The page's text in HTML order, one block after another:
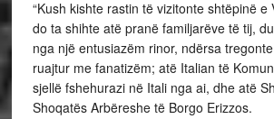
“Kush kishte rastin të vizitonte shtëpinë e
do ta shihte atë pranë familjarëve të tij,
nga një entusiazëm rinor, ndërsa
ruajtur me fanatizëm; atë Italian të
sjellë fshehurazi në Itali nga ai, dhe atë
Shoqatës Arbëreshe të Borgo Erizzos.